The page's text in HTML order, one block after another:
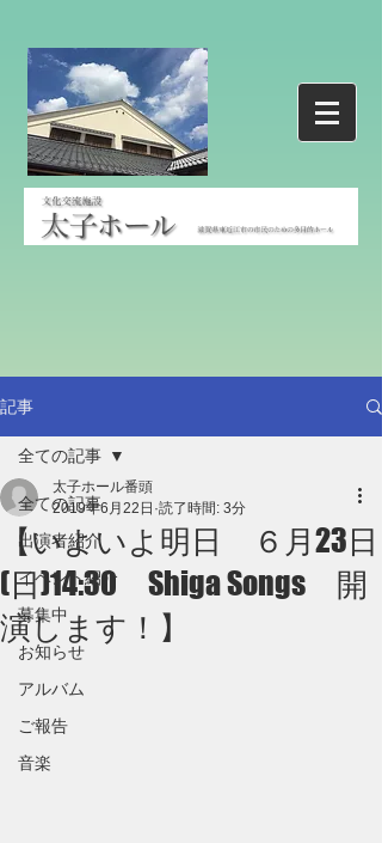
記事
全ての記事
出演者紹介
イベント紹介
募集中
お知らせ
アルバム
ご報告
音楽
全ての記事
【いよいよ明日 ６月23日
(日)14:30 Shiga Songs 開
演します！】
太子ホール番頭
2019年6月22日 読了時間: 3分